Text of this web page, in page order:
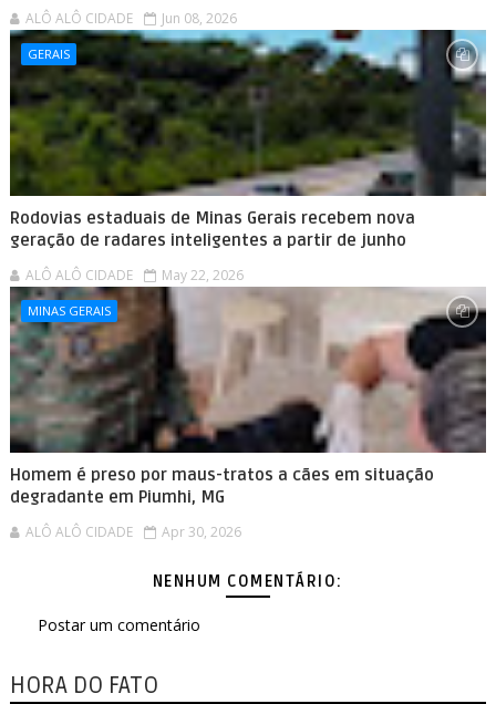
ALÔ ALÔ CIDADE Jun 08, 2026
GERAIS
Rodovias estaduais de Minas Gerais recebem nova
geração de radares inteligentes a partir de junho
ALÔ ALÔ CIDADE May 22, 2026
MINAS GERAIS
Homem é preso por maus-tratos a cães em situação
degradante em Piumhi, MG
ALÔ ALÔ CIDADE Apr 30, 2026
NENHUM COMENTÁRIO:
Postar um comentário
HORA DO FATO